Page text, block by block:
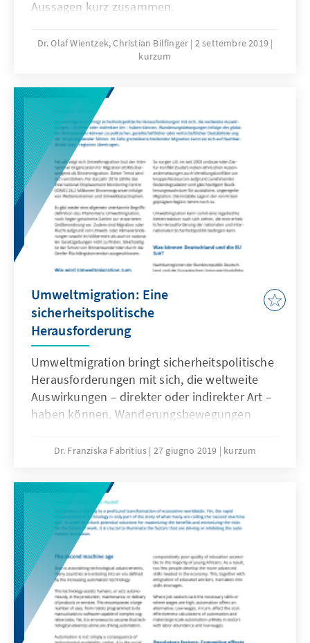
Aussagen kurz zusammen.
Dr. Olaf Wientzek, Christian Bilfinger 2 settembre 2019
kurzum
Umweltmigration: Eine
sicherheitspolitische
Herausforderung
Umweltmigration bringt sicherheitspolitische
Herausforderungen mit sich, die weltweite
Auswirkungen – direkter oder indirekter Art –
haben können. Wanderungsbewegungen
politischer, gesellschaftlicher oder
Ursprungsländer führen. Im Falle
grenzüberschreitender Migration kann sie sich
auf Nachbarländer bzw. -regionen übertragen.
Nachbarregionen der Bundesrepublik
Deutschland und der Europäischen Union wie
Nordafrika und Subsahara-Afrika sowie der
Nahe Osten sind hinsichtlich der Folgen des
Klimawandels besonders gefährdet. Was
können Deutschland, die EU und die direkt
betroffenen Staaten tun, um die akuten
Dr. Franziska Fabritius 27 giugno 2019 kurzum